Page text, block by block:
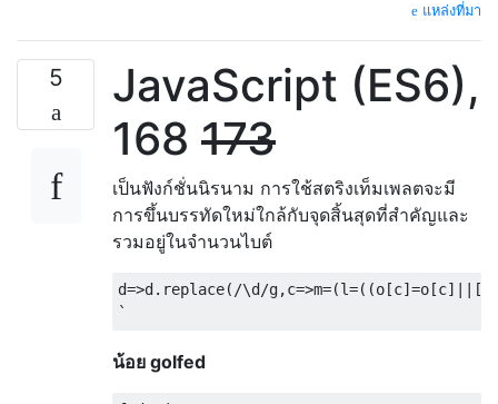
แหล่งที่มา
5
JavaScript (ES6),
168 173
เป็นฟังก์ชั่นนิรนาม การใช้สตริงเท็มเพลตจะมี
การขึ้นบรรทัดใหม่ใกล้กับจุดสิ้นสุดที่สำคัญและ
รวมอยู่ในจำนวนไบต์
d=>d . replace( /\d/g,c=>m=(l=((o [c]=o [c]||[
`
น้อย golfed